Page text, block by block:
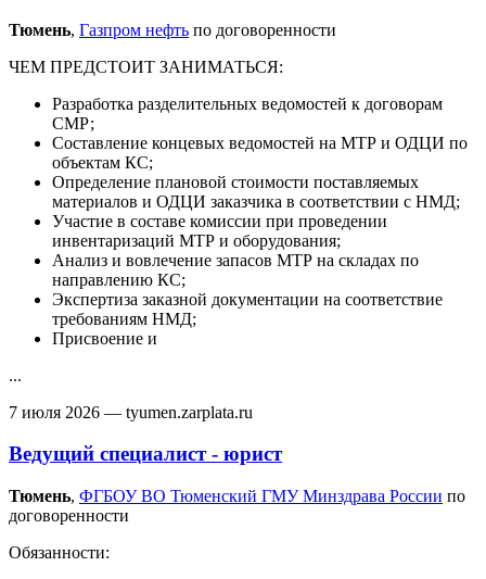
Тюмень‎, Газпром нефть по договоренности
ЧЕМ ПРЕДСТОИТ ЗАНИМАТЬСЯ:
Разработка разделительных ведомостей к договорам
СМР;
Составление концевых ведомостей на МТР и ОДЦИ по
объектам КС;
Определение плановой стоимости поставляемых
материалов и ОДЦИ заказчика в соответствии с НМД;
Участие в составе комиссии при проведении
инвентаризаций МТР и оборудования;
Анализ и вовлечение запасов МТР на складах по
направлению КС;
Экспертиза заказной документации на соответствие
требованиям НМД;
Присвоение и
...
7 июля 2026 — tyumen.zarplata.ru
Ведущий специалист - юрист
Тюмень‎, ФГБОУ ВО Тюменский ГМУ Минздрава России по
договоренности
Обязанности: